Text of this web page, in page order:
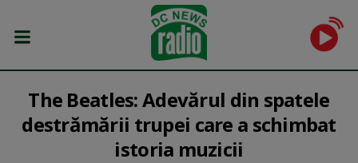
The Beatles: Adevărul din spatele
destrămării trupei care a schimbat
istoria muzicii